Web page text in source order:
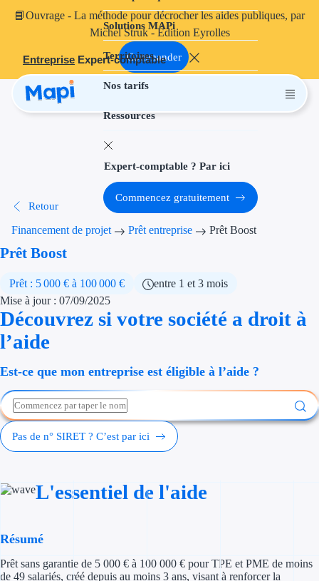
📘Ouvrage - La méthode pour décrocher les aides publiques, par
Michel Struk - Édition Eyrolles
Commander
Entreprise Expert-comptable
Solutions MAPi
Territoires
Nos tarifs
Ressources
Projets finançables
Aides à
Aides
Thématiques
Financement
Création
Expert-comptable ? Par ici
Commencez gratuitement
Retour
Financement de projet Prêt entreprise Prêt Boost
Prêt Boost
Prêt : 5 000 € à 100 000 €
entre 1 et 3 mois
Mise à jour : 07/09/2025
Découvrez si votre société a droit à
l’aide
Est-ce que mon entreprise est éligible à l’aide ?
Pas de n° SIRET ? C’est par ici
L'essentiel de l'aide
Résumé
Prêt sans garantie de 5 000 € à 100 000 € pour TPE et PME de moins
de 49 salariés, créé depuis au moins 3 ans, visant à renforcer la